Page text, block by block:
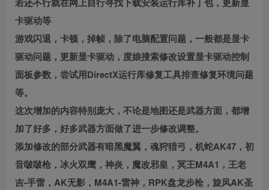
卡驱动等
游戏闪退，卡顿，掉帧，除了电脑配置问题，一般都是显卡
驱动问题，更新显卡驱动，度娘搜索修改设置显卡驱动控制
面板参数，尝试用DirectX运行库修复工具排查修复环境问题
等。
这次增加的内容特别庞大，不论是地图还是武器方面，都增
加了好多，好多武器方面做了进一步修改调整。
添加修改的部分武器有暗黑魔翼，魂狩猎弓，机蛇AK47，初
音啵啵枪，冰火双鹰，神炎，魔改邪皇，冥王M4A1，王老
吉-手雷，AK无影，M4A1-雷神，RPK盘龙步枪，旋风AK圣